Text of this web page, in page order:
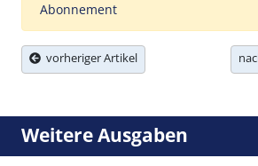
Abonnement
vorheriger Artikel
Weitere Ausgaben